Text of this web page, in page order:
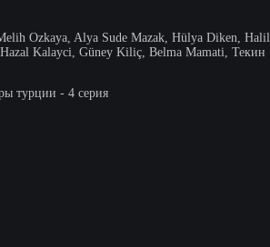
Ozkaya, Alya Sude Mazak, Hülya Diken, Halil
Kalayci, Güney Kiliç, Belma Mamati, Текин
турции - 4 серия